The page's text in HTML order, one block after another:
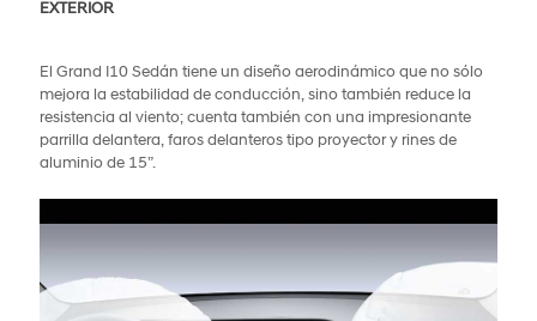
EXTERIOR
El Grand I10 Sedán tiene un diseño aerodinámico que no sólo
mejora la estabilidad de conducción, sino también reduce la
resistencia al viento; cuenta también con una impresionante
parrilla delantera, faros delanteros tipo proyector y rines de
aluminio de 15”.